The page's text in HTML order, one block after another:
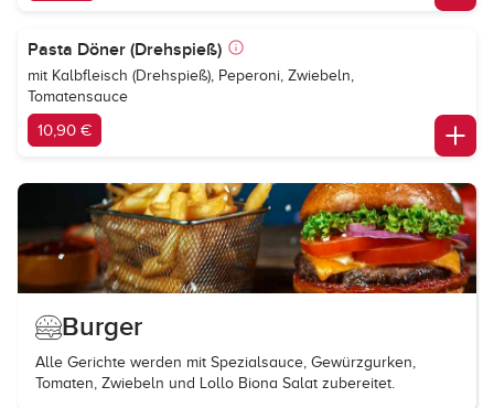
Pasta Döner (Drehspieß)
mit Kalbfleisch (Drehspieß), Peperoni, Zwiebeln,
Tomatensauce
10,90 €
Burger
Alle Gerichte werden mit Spezialsauce, Gewürzgurken,
Tomaten, Zwiebeln und Lollo Biona Salat zubereitet.